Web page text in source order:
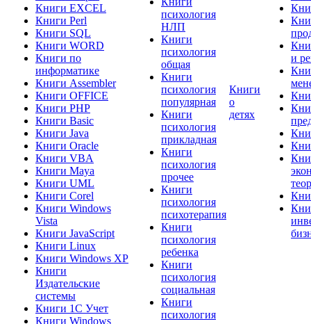
Книги EXCEL
Книги Perl
Книги SQL
Книги WORD
Книги по
информатике
Книги Assembler
Книги OFFICE
Книги PHP
Книги Basic
Книги Java
Книги Oracle
Книги VBA
Книги Maya
Книги UML
Книги Corel
Книги Windows
Vista
Книги JavaScript
Книги Linux
Книги Windows XP
Книги
Издательские
системы
Книги 1C Учет
Книги Windows
психология
НЛП
Книги
психология
общая
Книги
психология
популярная
Книги
психология
прикладная
Книги
психология
прочее
Книги
психология
психотерапия
Книги
психология
ребенка
Книги
психология
социальная
Книги
психология
Книги
о
детях
и